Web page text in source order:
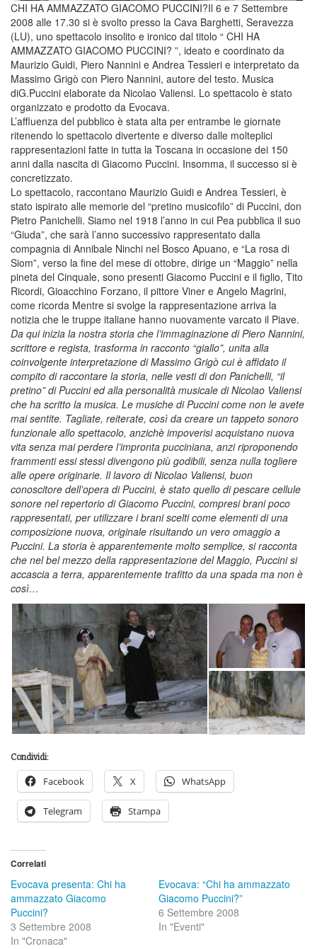
CHI HA AMMAZZATO GIACOMO PUCCINI?Il 6 e 7 Settembre
2008 alle 17.30 si è svolto presso la Cava Barghetti, Seravezza
(LU), uno spettacolo insolito e ironico dal titolo “ CHI HA
AMMAZZATO GIACOMO PUCCINI? ”, ideato e coordinato da
Maurizio Guidi, Piero Nannini e Andrea Tessieri e interpretato da
Massimo Grigò con Piero Nannini, autore del testo. Musica
diG.Puccini elaborate da Nicolao Valiensi. Lo spettacolo è stato
organizzato e prodotto da Evocava.
L’affluenza del pubblico è stata alta per entrambe le giornate
ritenendo lo spettacolo divertente e diverso dalle molteplici
rappresentazioni fatte in tutta la Toscana in occasione dei 150
anni dalla nascita di Giacomo Puccini. Insomma, il successo si è
concretizzato.
Lo spettacolo, raccontano Maurizio Guidi e Andrea Tessieri, è
stato ispirato alle memorie del “pretino musicofilo” di Puccini, don
Pietro Panichelli. Siamo nel 1918 l’anno in cui Pea pubblica il suo
“Giuda”, che sarà l’anno successivo rappresentato dalla
compagnia di Annibale Ninchi nel Bosco Apuano, e “La rosa di
Siom”, verso la fine del mese di ottobre, dirige un “Maggio” nella
pineta del Cinquale, sono presenti Giacomo Puccini e il figlio, Tito
Ricordi, Gioacchino Forzano, il pittore Viner e Angelo Magrini,
come ricorda Mentre si svolge la rappresentazione arriva la
notizia che le truppe italiane hanno nuovamente varcato il Piave.
Da qui inizia la nostra storia che l’immaginazione di Piero Nannini,
scrittore e regista, trasforma in racconto “giallo”, unita alla
coinvolgente interpretazione di Massimo Grigò cui è affidato il
compito di raccontare la storia, nelle vesti di don Panichelli, “il
pretino” di Puccini ed alla personalità musicale di Nicolao Valiensi
che ha scritto la musica. Le musiche di Puccini come non le avete
mai sentite. Tagliate, reiterate, così da creare un tappeto sonoro
funzionale allo spettacolo, anzichè impoverisi acquistano nuova
vita senza mai perdere l’impronta pucciniana, anzi riproponendo
frammenti essi stessi divengono più godibili, senza nulla togliere
alle opere originarie. Il lavoro di Nicolao Valiensi, buon
conoscitore dell’opera di Puccini, è stato quello di pescare cellule
sonore nel repertorio di Giacomo Puccini, compresi brani poco
rappresentati, per utilizzare i brani scelti come elementi di una
composizione nuova, originale risultando un vero omaggio a
Puccini. La storia è apparentemente molto semplice, si racconta
che nel bel mezzo della rappresentazione del Maggio, Puccini si
accascia a terra, apparentemente trafitto da una spada ma non è
così…
Condividi:
Facebook X WhatsApp
Telegram Stampa
Correlati
Evocava presenta: Chi ha
ammazzato Giacomo
Puccini?
3 Settembre 2008
In "Cronaca"
Evocava: “Chi ha ammazzato
Giacomo Puccini?”
6 Settembre 2008
In "Eventi"